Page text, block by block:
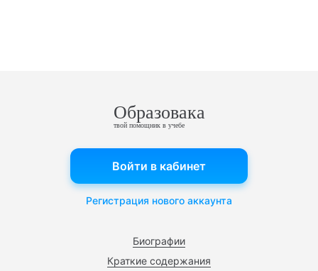
Образовака
твой помощник в учебе
Биографии
Краткие содержания
Войти в кабинет
Регистрация нового аккаунта